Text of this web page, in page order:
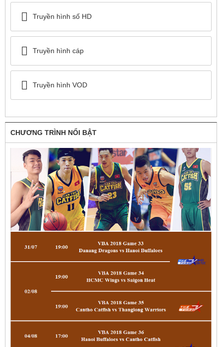
Truyền hình số HD
Truyền hình cáp
Truyền hình VOD
CHƯƠNG TRÌNH NỔI BẬT